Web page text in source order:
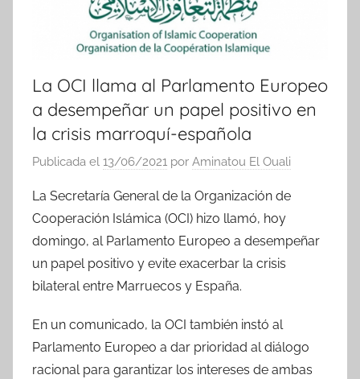
La OCI llama al Parlamento Europeo
a desempeñar un papel positivo en
la crisis marroquí-española
Publicada el 13/06/2021 por Aminatou El Ouali
La Secretaría General de la Organización de
Cooperación Islámica (OCI) hizo llamó, hoy
domingo, al Parlamento Europeo a desempeñar
un papel positivo y evite exacerbar la crisis
bilateral entre Marruecos y España.
En un comunicado, la OCI también instó al
Parlamento Europeo a dar prioridad al diálogo
racional para garantizar los intereses de ambas